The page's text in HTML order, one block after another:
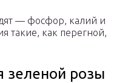
— фосфор, калий и
такие, как перегной,
зеленой розы